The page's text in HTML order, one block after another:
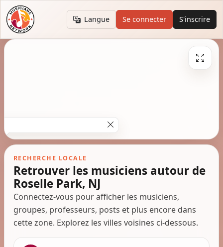
Langue Se connecter S'inscrire
RECHERCHE LOCALE
Retrouver les musiciens autour de
Roselle Park, NJ
Connectez-vous pour afficher les musiciens,
groupes, professeurs, posts et plus encore dans
cette zone. Explorez les villes voisines ci-dessous.